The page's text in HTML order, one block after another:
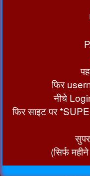
फिर
नीचे
फिर साइट पर
(सिर्फ